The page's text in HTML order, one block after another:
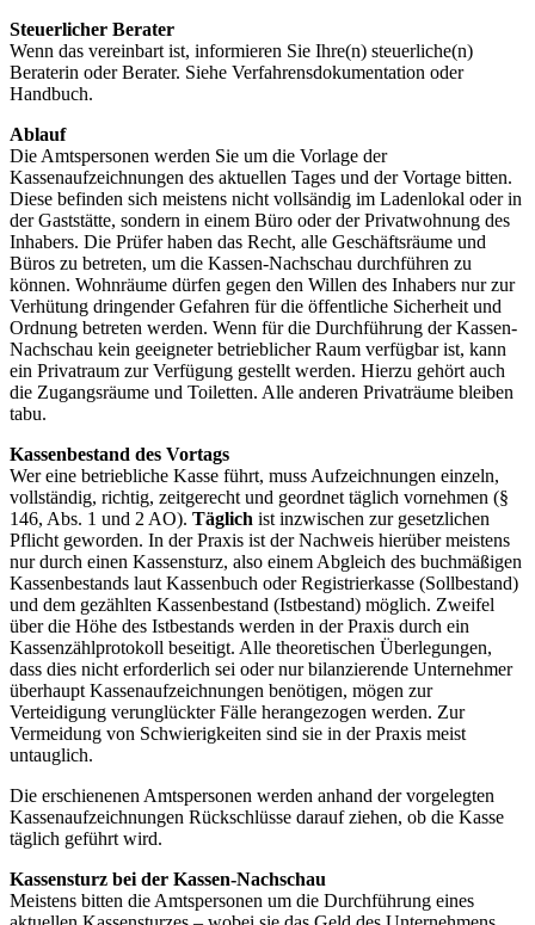
Steuerlicher Berater
Wenn das vereinbart ist, informieren Sie Ihre(n) steuerliche(n)
Beraterin oder Berater. Siehe Verfahrensdokumentation oder
Handbuch.
Ablauf
Die Amtspersonen werden Sie um die Vorlage der
Kassenaufzeichnungen des aktuellen Tages und der Vortage bitten.
Diese befinden sich meistens nicht vollsändig im Ladenlokal oder in
der Gaststätte, sondern in einem Büro oder der Privatwohnung des
Inhabers. Die Prüfer haben das Recht, alle Geschäftsräume und
Büros zu betreten, um die Kassen-Nachschau durchführen zu
können. Wohnräume dürfen gegen den Willen des Inhabers nur zur
Verhütung dringender Gefahren für die öffentliche Sicherheit und
Ordnung betreten werden. Wenn für die Durchführung der Kassen-
Nachschau kein geeigneter betrieblicher Raum verfügbar ist, kann
ein Privatraum zur Verfügung gestellt werden. Hierzu gehört auch
die Zugangsräume und Toiletten. Alle anderen Privaträume bleiben
tabu.
Kassenbestand des Vortags
Wer eine betriebliche Kasse führt, muss Aufzeichnungen einzeln,
vollständig, richtig, zeitgerecht und geordnet täglich vornehmen (§
146, Abs. 1 und 2 AO). Täglich ist inzwischen zur gesetzlichen
Pflicht geworden. In der Praxis ist der Nachweis hierüber meistens
nur durch einen Kassensturz, also einem Abgleich des buchmäßigen
Kassenbestands laut Kassenbuch oder Registrierkasse (Sollbestand)
und dem gezählten Kassenbestand (Istbestand) möglich. Zweifel
über die Höhe des Istbestands werden in der Praxis durch ein
Kassenzählprotokoll beseitigt. Alle theoretischen Überlegungen,
dass dies nicht erforderlich sei oder nur bilanzierende Unternehmer
überhaupt Kassenaufzeichnungen benötigen, mögen zur
Verteidigung verunglückter Fälle herangezogen werden. Zur
Vermeidung von Schwierigkeiten sind sie in der Praxis meist
untauglich.
Die erschienenen Amtspersonen werden anhand der vorgelegten
Kassenaufzeichnungen Rückschlüsse darauf ziehen, ob die Kasse
täglich geführt wird.
Kassensturz bei der Kassen-Nachschau
Meistens bitten die Amtspersonen um die Durchführung eines